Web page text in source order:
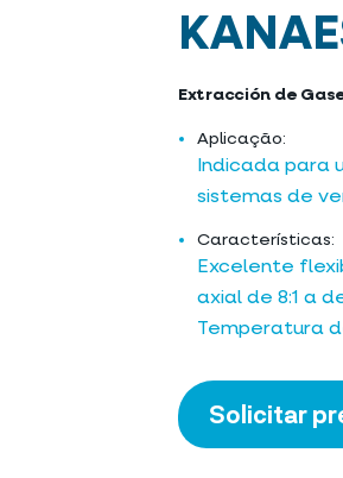
Extracción de
Aplicação:
Indicada para
sistemas de
Características:
Excelente
axial de 8:1 a
Temperatura
Solicitar